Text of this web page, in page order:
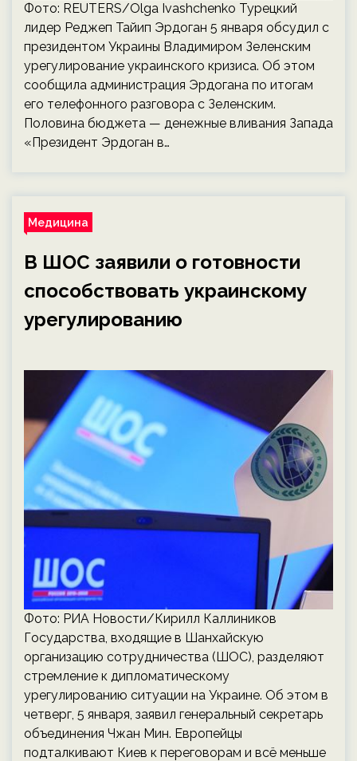
Фото: REUTERS/Olga Ivashchenko Турецкий
лидер Реджеп Тайип Эрдоган 5 января обсудил с
президентом Украины Владимиром Зеленским
урегулирование украинского кризиса. Об этом
сообщила администрация Эрдогана по итогам
его телефонного разговора с Зеленским.
Половина бюджета — денежные вливания Запада
«Президент Эрдоган в…
Медицина
В ШОС заявили о готовности
способствовать украинскому
урегулированию
Фото: РИА Новости/Кирилл Каллиников
Государства, входящие в Шанхайскую
организацию сотрудничества (ШОС), разделяют
стремление к дипломатическому
урегулированию ситуации на Украине. Об этом в
четверг, 5 января, заявил генеральный секретарь
объединения Чжан Мин. Европейцы
подталкивают Киев к переговорам и всё меньше